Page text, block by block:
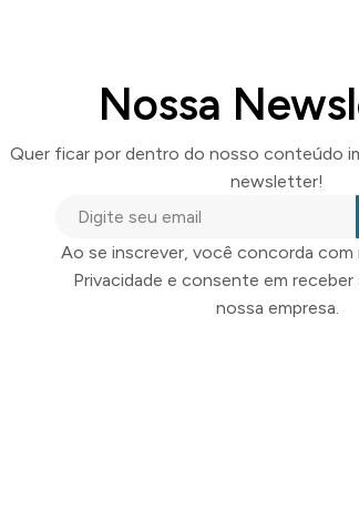
Nossa
Quer ficar por dentro do nosso conteúdo
newsletter!
Ao se inscrever, você concorda com
Privacidade e consente em receber
nossa empresa.